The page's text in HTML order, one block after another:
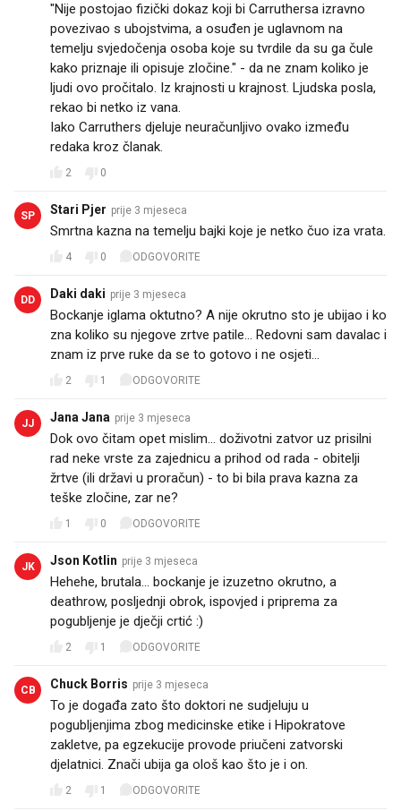
"Nije postojao fizički dokaz koji bi Carruthersa izravno
povezivao s ubojstvima, a osuđen je uglavnom na
temelju svjedočenja osoba koje su tvrdile da su ga čule
kako priznaje ili opisuje zločine." - da ne znam koliko je
ljudi ovo pročitalo. Iz krajnosti u krajnost. Ljudska posla,
rekao bi netko iz vana.
Iako Carruthers djeluje neuračunljivo ovako između
redaka kroz članak.
2 0
SP Stari Pjer prije 3 mjeseca
Smrtna kazna na temelju bajki koje je netko čuo iza vrata.
4 0 ODGOVORITE
DD Daki daki prije 3 mjeseca
Bockanje iglama oktutno? A nije okrutno sto je ubijao i ko
zna koliko su njegove zrtve patile... Redovni sam davalac i
znam iz prve ruke da se to gotovo i ne osjeti...
2 1 ODGOVORITE
JJ Jana Jana prije 3 mjeseca
Dok ovo čitam opet mislim... doživotni zatvor uz prisilni
rad neke vrste za zajednicu a prihod od rada - obitelji
žrtve (ili državi u proračun) - to bi bila prava kazna za
teške zločine, zar ne?
1 0 ODGOVORITE
JK Json Kotlin prije 3 mjeseca
Hehehe, brutala… bockanje je izuzetno okrutno, a
deathrow, posljednji obrok, ispovjed i priprema za
pogubljenje je dječji crtić :)
2 1 ODGOVORITE
CB Chuck Borris prije 3 mjeseca
To je događa zato što doktori ne sudjeluju u
pogubljenjima zbog medicinske etike i Hipokratove
zakletve, pa egzekucije provode priučeni zatvorski
djelatnici. Znači ubija ga ološ kao što je i on.
2 1 ODGOVORITE